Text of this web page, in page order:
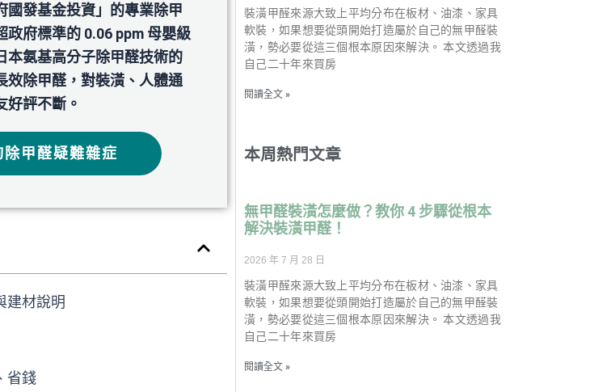
國發基⾦投資」的專業除甲
政府標準的 0.06 ppm 母嬰級
本氨基高分子除甲醛技術的
效除甲醛，對裝潢、人體通
好評不斷。
除甲醛疑難雜症
建材說明
省錢
裝潢甲醛來源大致上平均分布在板材、油漆、家具
軟裝，如果想要從頭開始打造屬於自己的無甲醛裝
潢，勢必要從這三個根本原因來解決。 本文透過我
自己二十年來買房
閱讀全文 »
本周熱門文章
無甲醛裝潢怎麼做？教你 4 步驟從根本
解決裝潢甲醛！
2026 年 7 月 28 日
裝潢甲醛來源大致上平均分布在板材、油漆、家具
軟裝，如果想要從頭開始打造屬於自己的無甲醛裝
潢，勢必要從這三個根本原因來解決。 本文透過我
自己二十年來買房
閱讀全文 »